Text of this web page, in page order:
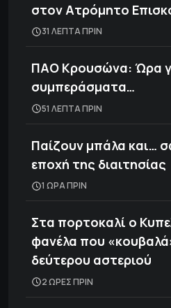
στον Ατρόμητο
31 ΛΕΠΤΑ ΠΡΙΝ
ΠΑΟ Κρουσώνα: Ώρα
συμπεράσματα…
51 ΛΕΠΤΑ ΠΡΙΝ
Παίζουν μπάλα και…
εποχή της διαιτησίας
1 ΩΡΑ ΠΡΙΝ
Στα πορτοκαλί ο
φανέλα που
δεύτερου αστεριού
2 ΩΡΕΣ ΠΡΙΝ